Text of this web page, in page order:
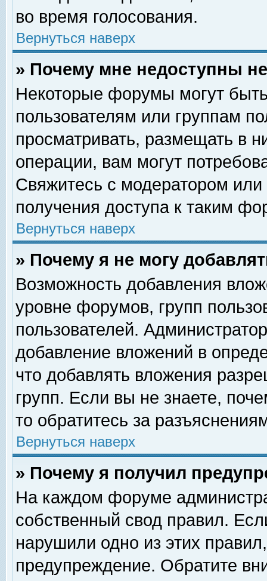
во время голосования.
Вернуться наверх
» Почему мне недоступны
Некоторые форумы могут
пользователям или группам
просматривать, размещать в
операции, вам могут
Свяжитесь с модератором
получения доступа к таким
Вернуться наверх
» Почему я не могу
Возможность добавления
уровне форумов, групп
пользователей.
добавление вложений в
что добавлять вложения
групп. Если вы не знаете,
то обратитесь за
Вернуться наверх
» Почему я получил
На каждом форуме
собственный свод правил.
нарушили одно из этих
предупреждение. Обратите